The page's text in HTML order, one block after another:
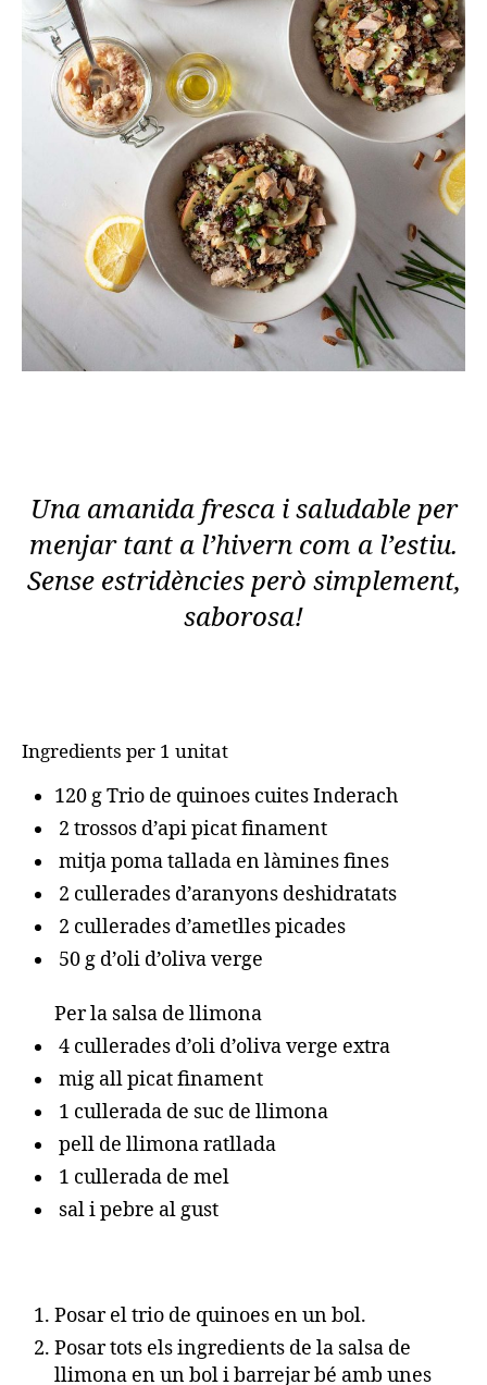
Una amanida fresca i saludable per
menjar tant a l’hivern com a l’estiu.
Sense estridències però simplement,
saborosa!
Ingredients per 1 unitat
120 g Trio de quinoes cuites Inderach
2 trossos d’api picat finament
mitja poma tallada en làmines fines
2 cullerades d’aranyons deshidratats
2 cullerades d’ametlles picades
50 g d’oli d’oliva verge
Per la salsa de llimona
4 cullerades d’oli d’oliva verge extra
mig all picat finament
1 cullerada de suc de llimona
pell de llimona ratllada
1 cullerada de mel
sal i pebre al gust
Posar el trio de quinoes en un bol.
Posar tots els ingredients de la salsa de
llimona en un bol i barrejar bé amb unes